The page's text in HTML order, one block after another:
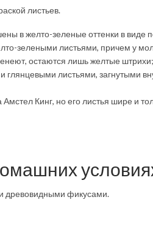
листьев.
в желто-зеленые оттенки в виде
зелеными листьями, причем у
остаются лишь желтые штрихи;
листьями, загнутыми
Кинг, но его листья шире и
древовидными фикусами.